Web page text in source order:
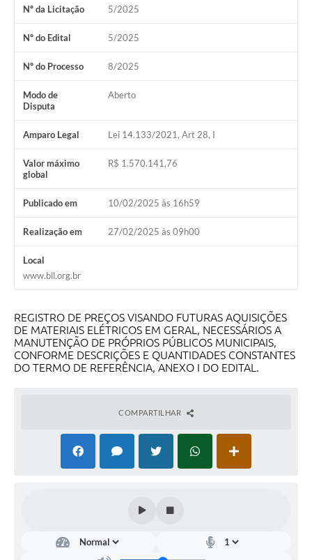
Nº da Licitação 5/2025
Nº do Edital 5/2025
Nº do Processo 8/2025
Modo de
Disputa
Aberto
Amparo Legal Lei 14.133/2021, Art 28, I
Valor máximo
global
R$ 1.570.141,76
Publicado em 10/02/2025 às 16h59
Realização em 27/02/2025 às 09h00
Local
www.bll.org.br
REGISTRO DE PREÇOS VISANDO FUTURAS AQUISIÇÕES
DE MATERIAIS ELÉTRICOS EM GERAL, NECESSÁRIOS A
MANUTENÇÃO DE PRÓPRIOS PÚBLICOS MUNICIPAIS,
CONFORME DESCRIÇÕES E QUANTIDADES CONSTANTES
DO TERMO DE REFERÊNCIA, ANEXO I DO EDITAL.
COMPARTILHAR